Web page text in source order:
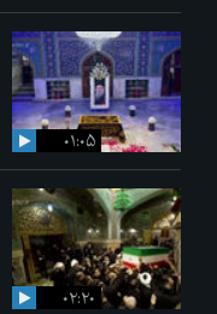
۰۱:۰۵
۰۲:۲۰